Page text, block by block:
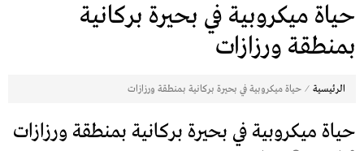
حياة ميكروبية في بحيرة بركانية
بمنطقة ورزازات
الرئيسية ⁄ حياة ميكروبية في بحيرة بركانية بمنطقة ورزازات
حياة ميكروبية في بحيرة بركانية بمنطقة ورزازات